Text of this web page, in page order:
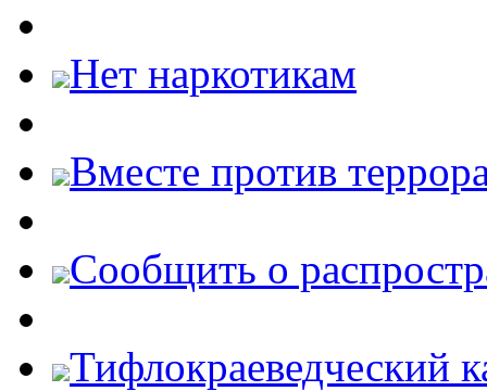
Нет наркотикам
Вместе против
Cообщить о
Тифлокраеведческий